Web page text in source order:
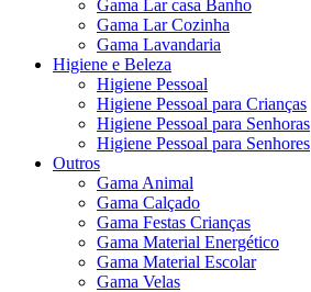
Gama Lar casa Banho
Gama Lar Cozinha
Gama Lavandaria
Higiene e Beleza
Higiene Pessoal
Higiene Pessoal para Crianças
Higiene Pessoal para Senhoras
Higiene Pessoal para Senhores
Outros
Gama Animal
Gama Calçado
Gama Festas Crianças
Gama Material Energético
Gama Material Escolar
Gama Velas